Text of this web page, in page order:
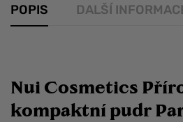
POPIS DALŠÍ
Nui Cosmetics
kompaktní pudr